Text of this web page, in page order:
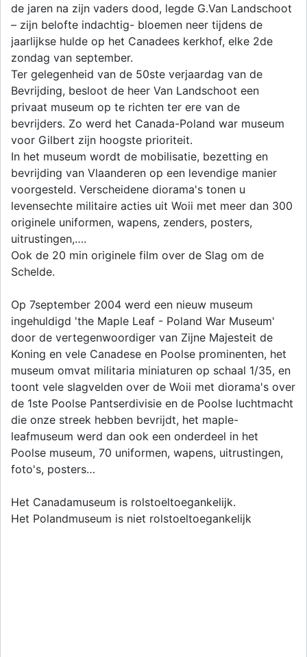
de jaren na zijn vaders dood, legde G.Van Landschoot
– zijn belofte indachtig- bloemen neer tijdens de
jaarlijkse hulde op het Canadees kerkhof, elke 2de
zondag van september.
Ter gelegenheid van de 50ste verjaardag van de
Bevrijding, besloot de heer Van Landschoot een
privaat museum op te richten ter ere van de
bevrijders. Zo werd het Canada-Poland war museum
voor Gilbert zijn hoogste prioriteit.
In het museum wordt de mobilisatie, bezetting en
bevrijding van Vlaanderen op een levendige manier
voorgesteld. Verscheidene diorama's tonen u
levensechte militaire acties uit Woii met meer dan 300
originele uniformen, wapens, zenders, posters,
uitrustingen,….
Ook de 20 min originele film over de Slag om de
Schelde.
Op 7september 2004 werd een nieuw museum
ingehuldigd 'the Maple Leaf - Poland War Museum'
door de vertegenwoordiger van Zijne Majesteit de
Koning en vele Canadese en Poolse prominenten, het
museum omvat militaria miniaturen op schaal 1/35, en
toont vele slagvelden over de Woii met diorama's over
de 1ste Poolse Pantserdivisie en de Poolse luchtmacht
die onze streek hebben bevrijdt, het maple-
leafmuseum werd dan ook een onderdeel in het
Poolse museum, 70 uniformen, wapens, uitrustingen,
foto's, posters…
Het Canadamuseum is rolstoeltoegankelijk.
Het Polandmuseum is niet rolstoeltoegankelijk